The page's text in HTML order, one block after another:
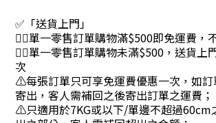
✅「送貨上門」
👉🏻單一零售訂單購物滿$500即免運費，
👉🏻單一零售訂單購物未滿$500，送貨上
次
⚠每張訂單只可享免運費優惠一次，如
寄出，客人需補回之後寄出訂單之運費；
⚠只適用於7KG或以下/單邊不超過60cm